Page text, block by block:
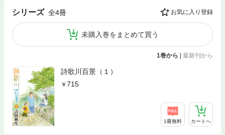
シリーズ 全4冊 お気に入り登録
未購入巻をまとめて買う
1巻から 最新刊から
詩歌川百景（１）
715
1冊無料 カートへ